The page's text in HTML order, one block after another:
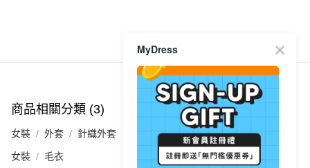
每筆HK$40.00，滿HK$350.00或以上免運費
付款後順豐站及營業點
每筆HK$40.00，滿HK$350.00或以上免運費
付款後順豐合作便利店
商品推薦
商品相關分類 (3)
女裝 外套 針織外套
女裝 毛衣
MyDress